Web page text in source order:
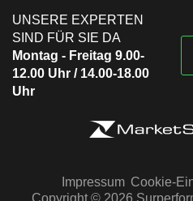
UNSERE EXPERTEN
SIND FÜR SIE DA
Montag - Freitag 9.00-
12.00 Uhr / 14.00-18.00
Uhr
Impressum Cookie-